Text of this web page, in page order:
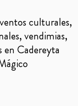
culturales,
vendimias,
en Cadereyta